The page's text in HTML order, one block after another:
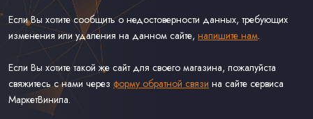
Если Вы хотите сообщить о недостоверности данных, требующих
изменения или удаления на данном сайте, напишите нам.
Если Вы хотите такой же сайт для своего магазина, пожалуйста
свяжитесь с нами через форму обратной связи на сайте сервиса
МаркетВинила.